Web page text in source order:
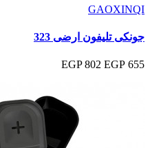
GAOXINQI
جونكى تليفون ارضى 323
655 EGP
802 EGP